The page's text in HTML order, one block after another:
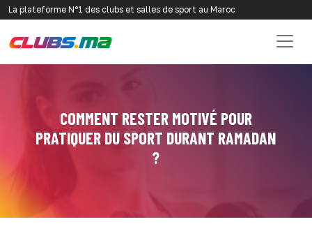
La plateforme N°1 des clubs et salles de sport au Maroc
COMMENT RESTER MOTIVÉ POUR
PRATIQUER DU SPORT DURANT RAMADAN
?